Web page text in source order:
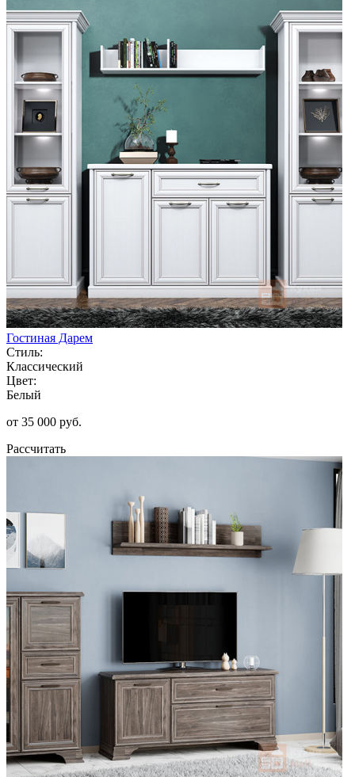
Гостиная Дарем
Стиль:
Классический
Цвет:
Белый
от 35 000 руб.
Рассчитать